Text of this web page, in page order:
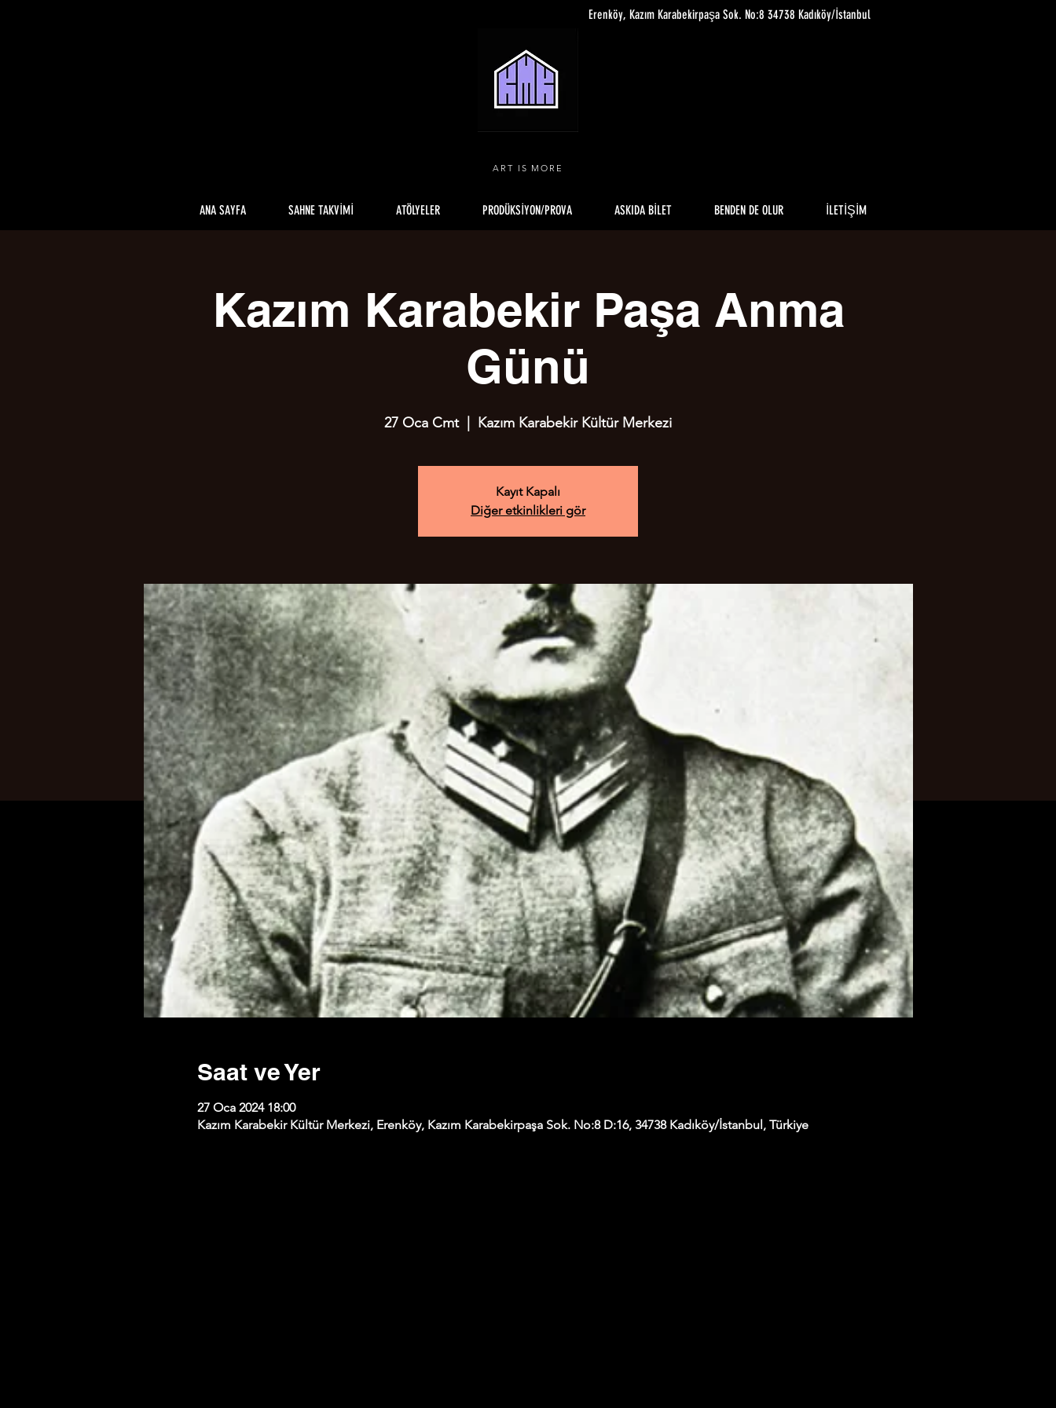
Erenköy, Kazım Karabekirpaşa Sok. No:8 34738 Kadıköy/İstanbul
ART IS MORE
ANA SAYFA SAHNE TAKVİMİ ATÖLYELER PRODÜKSİYON/PROVA ASKIDA BİLET BENDEN DE OLUR İLETİŞİM
Kazım Karabekir Paşa Anma
Günü
27 Oca Cmt
  |
Kazım Karabekir Kültür Merkezi
Kayıt Kapalı
Diğer etkinlikleri gör
Saat ve Yer
27 Oca 2024 18:00
Kazım Karabekir Kültür Merkezi, Erenköy, Kazım Karabekirpaşa Sok. No:8 D:16, 34738 Kadıköy/İstanbul, Türkiye